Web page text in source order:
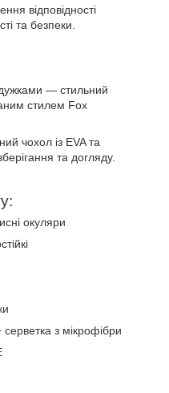
відповідності
та безпеки.
— стильний
стилем Fox
чохол із EVA та
та догляду.
окуляри
з мікрофібри